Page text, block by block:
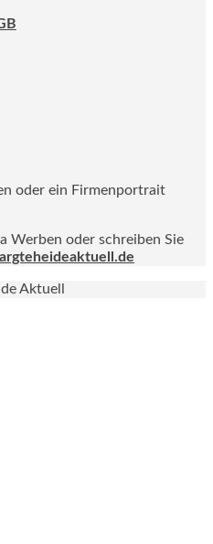
oder ein Firmenportrait
Werben oder schreiben Sie
Aktuell